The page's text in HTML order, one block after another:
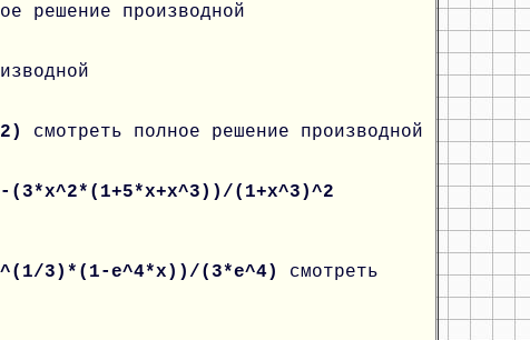
решение производной
смотреть полное решение производной
(1+x^3)^2
3)*(1-e^4*x))/(3*e^4) смотреть